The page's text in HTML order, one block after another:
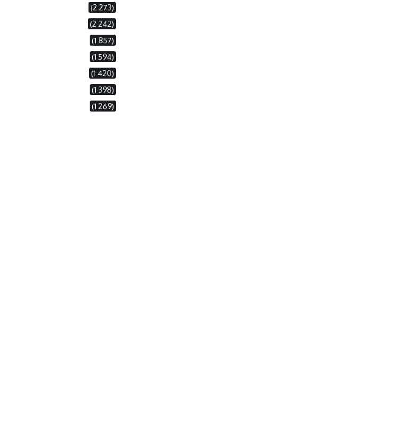
(2 273)
(2 242)
(1 857)
(1 594)
(1 420)
(1 398)
(1 269)